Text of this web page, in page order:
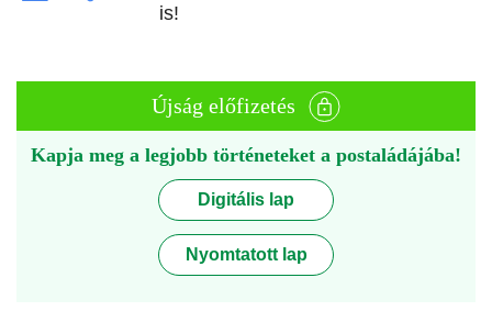
is!
Újság előfizetés
Kapja meg a legjobb történeteket a postaládájába!
Digitális lap
Nyomtatott lap